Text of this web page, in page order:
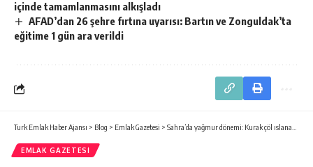
içinde tamamlanmasını alkışladı
AFAD’dan 26 şehre fırtına uyarısı: Bartın ve Zonguldak’ta
eğitime 1 gün ara verildi
Turk Emlak Haber Ajansı > Blog > Emlak Gazetesi > Sahra’da yağmur dönemi: Kurak çöl ıslanacak
EMLAK GAZETESI